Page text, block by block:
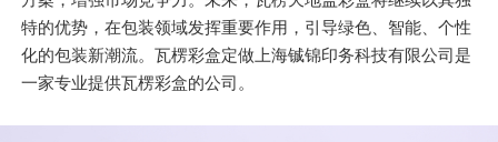
特的优势，在包装领域发挥重要作用，引导绿色、智能、个性
化的包装新潮流。瓦楞彩盒定做上海铖锦印务科技有限公司是
一家专业提供瓦楞彩盒的公司。